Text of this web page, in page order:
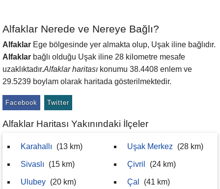
Alfaklar Nerede ve Nereye Bağlı?
Alfaklar Ege bölgesinde yer almakta olup, Uşak iline bağlıdır.
Alfaklar bağlı olduğu Uşak iline 28 kilometre mesafe
uzaklıktadır.Alfaklar haritası konumu 38.4408 enlem ve
29.5239 boylam olarak haritada gösterilmektedir.
Facebook Twitter
Alfaklar Haritası Yakınındaki İlçeler
Karahallı (13 km)
Sivaslı (15 km)
Ulubey (20 km)
Uşak Merkez (28 km)
Çivril (24 km)
Çal (41 km)